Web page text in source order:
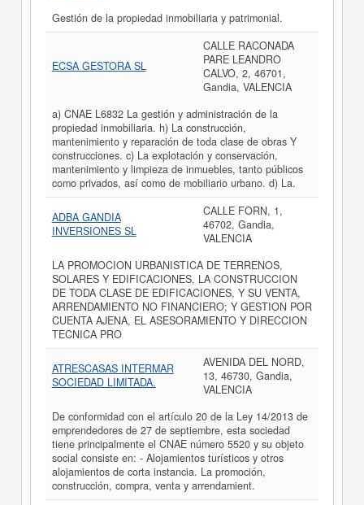
Gestión de la propiedad inmobiliaria y patrimonial.
ECSA GESTORA SL
CALLE RACONADA
PARE LEANDRO
CALVO, 2, 46701,
Gandia, VALENCIA
a) CNAE L6832 La gestión y administración de la
propiedad inmobiliaria. h) La construcción,
mantenimiento y reparación de toda clase de obras Y
construcciones. c) La explotación y conservación,
mantenimiento y limpieza de inmuebles, tanto públicos
como privados, así como de mobiliario urbano. d) La.
ADBA GANDIA
INVERSIONES SL
CALLE FORN, 1,
46702, Gandia,
VALENCIA
LA PROMOCION URBANISTICA DE TERRENOS,
SOLARES Y EDIFICACIONES, LA CONSTRUCCION
DE TODA CLASE DE EDIFICACIONES, Y SU VENTA,
ARRENDAMIENTO NO FINANCIERO; Y GESTION POR
CUENTA AJENA, EL ASESORAMIENTO Y DIRECCION
TECNICA PRO
ATRESCASAS INTERMAR
SOCIEDAD LIMITADA.
AVENIDA DEL NORD,
13, 46730, Gandia,
VALENCIA
De conformidad con el artículo 20 de la Ley 14/2013 de
emprendedores de 27 de septiembre, esta sociedad
tiene principalmente el CNAE número 5520 y su objeto
social consiste en: - Alojamientos turísticos y otros
alojamientos de corta instancia. La promoción,
construcción, compra, venta y arrendamient.